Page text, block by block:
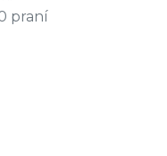
praní